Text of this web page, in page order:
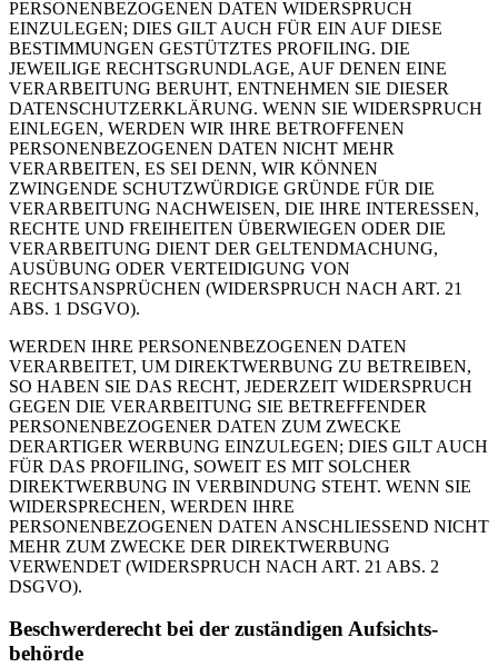
PERSONENBEZOGENEN DATEN WIDERSPRUCH
EINZULEGEN; DIES GILT AUCH FÜR EIN AUF DIESE
BESTIMMUNGEN GESTÜTZTES PROFILING. DIE
JEWEILIGE RECHTSGRUNDLAGE, AUF DENEN EINE
VERARBEITUNG BERUHT, ENTNEHMEN SIE DIESER
DATENSCHUTZERKLÄRUNG. WENN SIE WIDERSPRUCH
EINLEGEN, WERDEN WIR IHRE BETROFFENEN
PERSONENBEZOGENEN DATEN NICHT MEHR
VERARBEITEN, ES SEI DENN, WIR KÖNNEN
ZWINGENDE SCHUTZWÜRDIGE GRÜNDE FÜR DIE
VERARBEITUNG NACHWEISEN, DIE IHRE INTERESSEN,
RECHTE UND FREIHEITEN ÜBERWIEGEN ODER DIE
VERARBEITUNG DIENT DER GELTENDMACHUNG,
AUSÜBUNG ODER VERTEIDIGUNG VON
RECHTSANSPRÜCHEN (WIDERSPRUCH NACH ART. 21
ABS. 1 DSGVO).
WERDEN IHRE PERSONENBEZOGENEN DATEN
VERARBEITET, UM DIREKTWERBUNG ZU BETREIBEN,
SO HABEN SIE DAS RECHT, JEDERZEIT WIDERSPRUCH
GEGEN DIE VERARBEITUNG SIE BETREFFENDER
PERSONENBEZOGENER DATEN ZUM ZWECKE
DERARTIGER WERBUNG EINZULEGEN; DIES GILT AUCH
FÜR DAS PROFILING, SOWEIT ES MIT SOLCHER
DIREKTWERBUNG IN VERBINDUNG STEHT. WENN SIE
WIDERSPRECHEN, WERDEN IHRE
PERSONENBEZOGENEN DATEN ANSCHLIESSEND NICHT
MEHR ZUM ZWECKE DER DIREKTWERBUNG
VERWENDET (WIDERSPRUCH NACH ART. 21 ABS. 2
DSGVO).
Beschwerde­recht bei der zuständigen Aufsichts­
behörde